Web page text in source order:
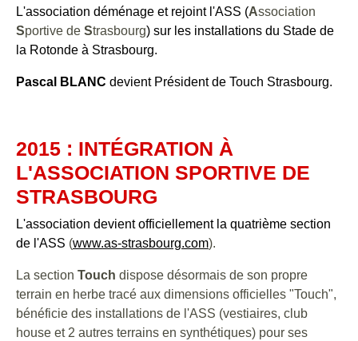
L'association déménage et rejoint l'ASS (Association
Sportive de Strasbourg) sur les installations du Stade de
la Rotonde à Strasbourg.
Pascal BLANC devient Président de Touch Strasbourg.
2015 : INTÉGRATION À
L'ASSOCIATION SPORTIVE DE
STRASBOURG
L'association devient officiellement la quatrième section
de l'ASS (www.as-strasbourg.com).
La section Touch dispose désormais de son propre
terrain en herbe tracé aux dimensions officielles "Touch",
bénéficie des installations de l'ASS (vestiaires, club
house et 2 autres terrains en synthétiques) pour ses